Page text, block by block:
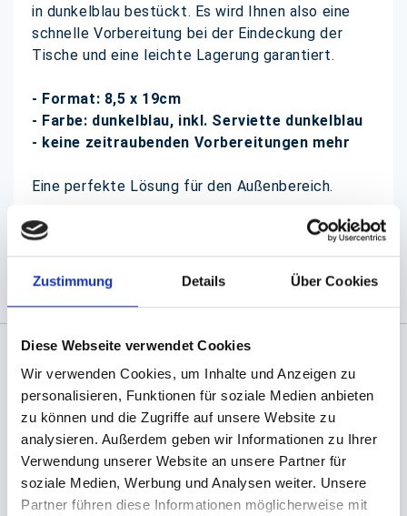
Zustimmung Details Über Cookies
Diese Webseite verwendet Cookies
Wir verwenden Cookies, um Inhalte und Anzeigen zu
personalisieren, Funktionen für soziale Medien anbieten
zu können und die Zugriffe auf unsere Website zu
analysieren. Außerdem geben wir Informationen zu Ihrer
Verwendung unserer Website an unsere Partner für
soziale Medien, Werbung und Analysen weiter. Unsere
Partner führen diese Informationen möglicherweise mit
in dunkelblau bestückt. Es wird Ihnen also eine
schnelle Vorbereitung bei der Eindeckung der
Tische und eine leichte Lagerung garantiert.
- Format: 8,5 x 19cm
- Farbe: dunkelblau, inkl. Serviette dunkelblau
- keine zeitraubenden Vorbereitungen mehr
Eine perfekte Lösung für den Außenbereich.
Angaben zur Informationspflichten der GPSR
Produktsicherheitsverordnung:packpack.de GmbH, Am
Bullhamm 24-26, D-26441 Jever, info@packpack.de
Sie könnten auch an folgenden Artikeln
interessiert sein